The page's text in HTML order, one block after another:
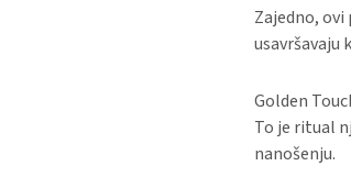
Zajedno,
usavršavaju
Golden
To je ritual
nanošenju.